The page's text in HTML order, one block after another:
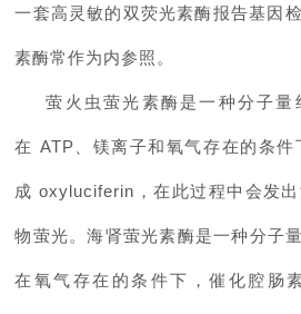
一套高灵敏的双荧光素酶报告基因
素酶常作为内参照。
萤火虫萤光素酶是一种分子量
在 ATP 、镁离子和氧气存在的条件
成 oxyluciferin ，在此过程中会发
物萤光。海肾萤光素酶是一种分子
在氧气存在的条件下，催化腔肠